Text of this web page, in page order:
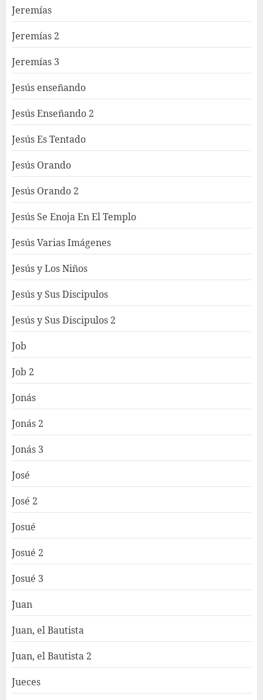
Jeremías
Jeremías 2
Jeremías 3
Jesús enseñando
Jesús Enseñando 2
Jesús Es Tentado
Jesús Orando
Jesús Orando 2
Jesús Se Enoja En El Templo
Jesús Varias Imágenes
Jesús y Los Niños
Jesús y Sus Discipulos
Jesús y Sus Discipulos 2
Job
Job 2
Jonás
Jonás 2
Jonás 3
José
José 2
Josué
Josué 2
Josué 3
Juan
Juan, el Bautista
Juan, el Bautista 2
Jueces